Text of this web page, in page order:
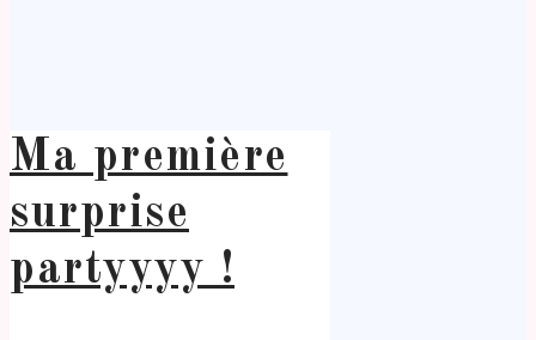
Ma première
surprise
partyyyy !